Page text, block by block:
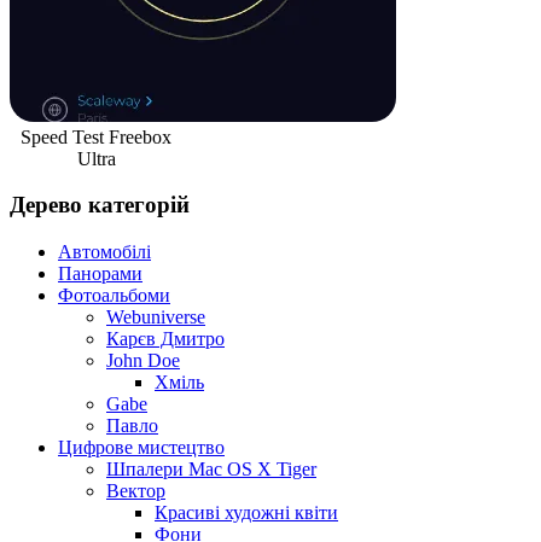
Speed Test Freebox
Ultra
Дерево категорій
Автомобілі
Панорами
Фотоальбоми
Webuniverse
Карєв Дмитро
John Doe
Хміль
Gabe
Павло
Цифрове мистецтво
Шпалери Mac OS X Tiger
Вектор
Красиві художні квіти
Фони